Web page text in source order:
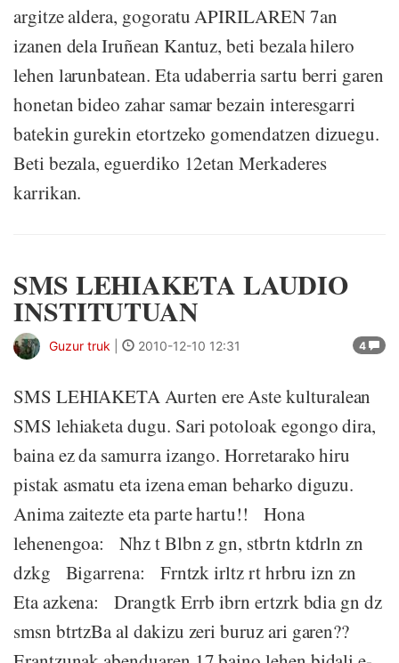
argitze aldera, gogoratu APIRILAREN 7an
izanen dela Iruñean Kantuz, beti bezala hilero
lehen larunbatean. Eta udaberria sartu berri garen
honetan bideo zahar samar bezain interesgarri
batekin gurekin etortzeko gomendatzen dizuegu.
Beti bezala, eguerdiko 12etan Merkaderes
karrikan.
SMS LEHIAKETA LAUDIO
INSTITUTUAN
4
Guzur truk 2010-12-10 12:31
SMS LEHIAKETA Aurten ere Aste kulturalean
SMS lehiaketa dugu. Sari potoloak egongo dira,
baina ez da samurra izango. Horretarako hiru
pistak asmatu eta izena eman beharko diguzu.
Anima zaitezte eta parte hartu!! Hona
lehenengoa: Nhz t Blbn z gn, stbrtn ktdrln zn
dzkg Bigarrena: Frntzk irltz rt hrbru izn zn
Eta azkena: Drangtk Errb ibrn ertzrk bdia gn dz
smsn btrtzBa al dakizu zeri buruz ari garen??